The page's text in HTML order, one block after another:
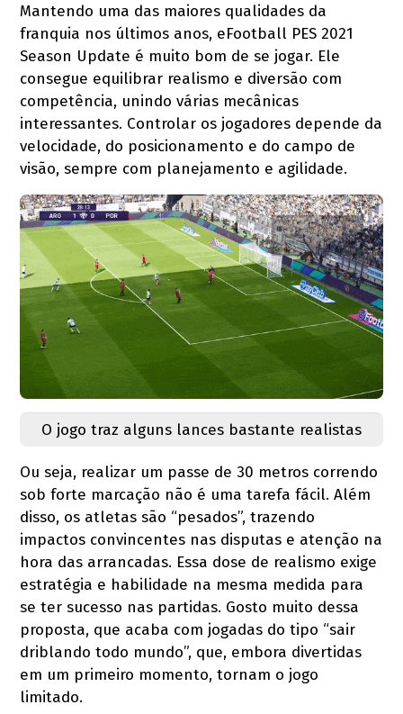
Mantendo uma das maiores qualidades da
franquia nos últimos anos, eFootball PES 2021
Season Update é muito bom de se jogar. Ele
consegue equilibrar realismo e diversão com
competência, unindo várias mecânicas
interessantes. Controlar os jogadores depende da
velocidade, do posicionamento e do campo de
visão, sempre com planejamento e agilidade.
O jogo traz alguns lances bastante realistas
Ou seja, realizar um passe de 30 metros correndo
sob forte marcação não é uma tarefa fácil. Além
disso, os atletas são “pesados”, trazendo
impactos convincentes nas disputas e atenção na
hora das arrancadas. Essa dose de realismo exige
estratégia e habilidade na mesma medida para
se ter sucesso nas partidas. Gosto muito dessa
proposta, que acaba com jogadas do tipo “sair
driblando todo mundo”, que, embora divertidas
em um primeiro momento, tornam o jogo
limitado.